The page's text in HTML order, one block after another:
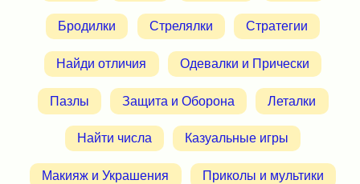
Бродилки Стрелялки Стратегии
Найди отличия Одевалки и Прически
Пазлы Защита и Оборона Леталки
Найти числа Казуальные игры
Макияж и Украшения Приколы и мультики